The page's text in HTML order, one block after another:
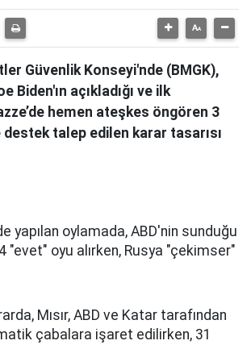
Güvenlik Konseyi'nde (BMGK),
Biden'ın açıkladığı ve ilk
hemen ateşkes öngören 3
talep edilen karar tasarısı
yapılan oylamada, ABD'nin sunduğu
"evet" oyu alırken, Rusya "çekimser"
Mısır, ABD ve Katar tarafından
çabalara işaret edilirken, 31